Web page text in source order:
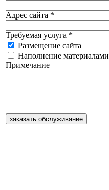
Адрес сайта *
Требуемая услуга *
Размещение сайта
Наполнение материалами
Примечание